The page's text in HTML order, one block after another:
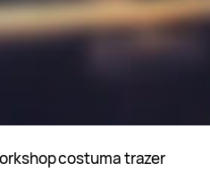
costuma trazer